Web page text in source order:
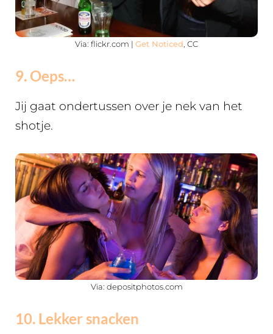
Via: flickr.com | Get Noticed , CC
9. Oeps…
Jij gaat ondertussen over je nek van het
shotje.
Via: depositphotos.com
10. Lekker snacken